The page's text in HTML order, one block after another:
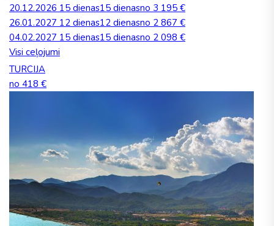
20.12.2026 15 dienas15 dienasno 3 195 €
26.01.2027 12 dienas12 dienasno 2 867 €
04.02.2027 15 dienas15 dienasno 2 098 €
Visi ceļojumi
TURCIJA
no 418 €